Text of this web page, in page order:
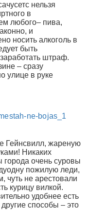
нельзя
в
любого– пива,
и
носить алкоголь в
быть
штраф.
– сразу
улице в руке
Гейнсвилл, жареную
Никаких
города очень суровы
пожилую леди,
чуть не арестовали
курицу вилкой.
удобнее есть
способы – это